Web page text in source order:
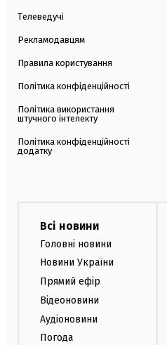
Телеведучі
Рекламодавцям
Правила користування
Політика конфіденційності
Політика використання
штучного інтелекту
Політика конфіденційності
додатку
Всі новини
Головні новини
Новини України
Прямий ефір
Відеоновини
Аудіоновини
Погода